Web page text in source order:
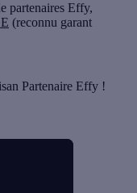
partenaires Effy,
(reconnu garant
Partenaire Effy !